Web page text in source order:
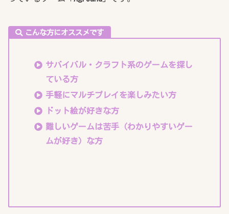
こんな方にオススメです
サバイバル・クラフト系のゲームを探し
ている方
手軽にマルチプレイを楽しみたい方
ドット絵が好きな方
難しいゲームは苦手（わかりやすいゲー
ムが好き）な方